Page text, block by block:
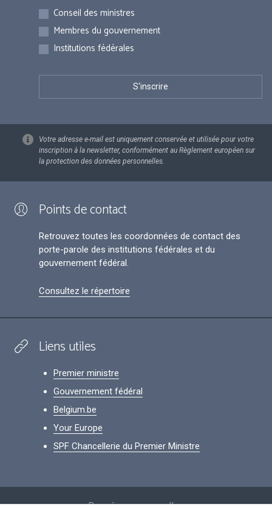
Inscriptions
Conseil des ministres
Membres du gouvernement
Institutions fédérales
Votre adresse e-mail est uniquement conservée et utilisée pour votre
inscription à la newsletter, conformément au Règlement européen sur
la protection des données personnelles.
Points de contact
Retrouvez toutes les coordonnées de contact des
porte-parole des institutions fédérales et du
gouvernement fédéral.
Consultez le répertoire
Liens utiles
Premier ministre
Gouvernement fédéral
Belgium.be
Your Europe
SPF Chancellerie du Premier Ministre
Données personnelles